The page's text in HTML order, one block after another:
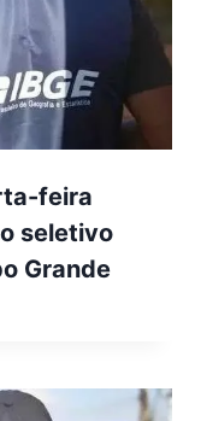
feira
seletivo
Grande